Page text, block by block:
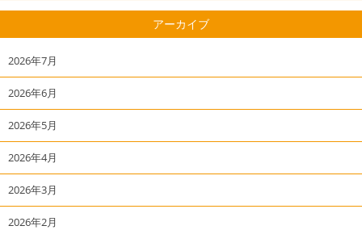
アーカイブ
2026年7月
2026年6月
2026年5月
2026年4月
2026年3月
2026年2月